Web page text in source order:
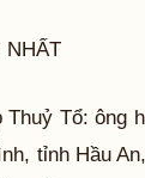
Thuỷ Tổ: ông
tỉnh Hầu